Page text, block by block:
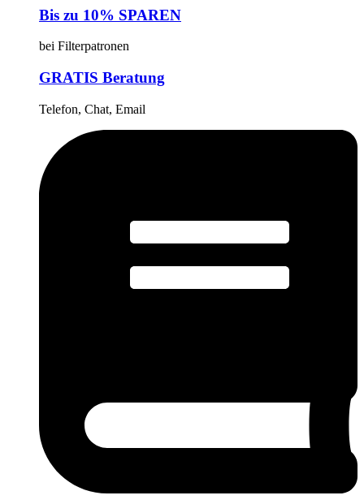
Bis zu 10% SPAREN
bei Filterpatronen
GRATIS Beratung
Telefon, Chat, Email